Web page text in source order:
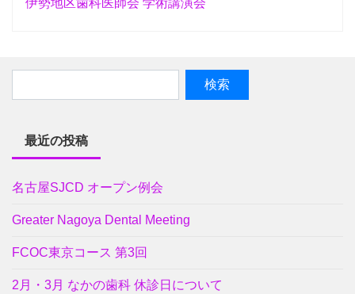
最近の投稿
名古屋SJCD オープン例会
Greater Nagoya Dental Meeting
FCOC東京コース 第3回
2月・3月 なかの歯科 休診日について